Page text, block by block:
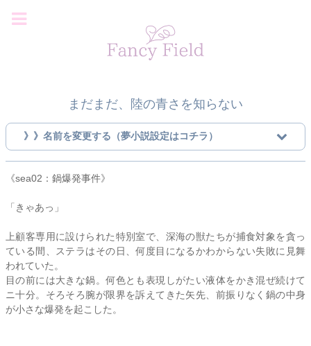
まだまだ、陸の青さを知らない
》》名前を変更する（夢小説設定はコチラ）
《sea02：鍋爆発事件》
「きゃあっ」
上顧客専用に設けられた特別室で、深海の獣たちが捕食対象を貪っ
ている間、
ステラはその日、何度目になるかわからない失敗に見舞
われていた。
目の前には大きな鍋。何色とも表現しがたい液体をかき混ぜ続けて
ニ十分。そろそろ腕が限界を訴えてきた矢先、前振りなく鍋の中身
が小さな爆発を起こした。